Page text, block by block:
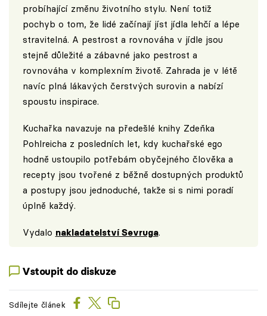
probíhající změnu životního stylu. Není totiž
pochyb o tom, že lidé začínají jíst jídla lehčí a lépe
stravitelná. A pestrost a rovnováha v jídle jsou
stejně důležité a zábavné jako pestrost a
rovnováha v komplexním životě. Zahrada je v létě
navíc plná lákavých čerstvých surovin a nabízí
spoustu inspirace.
Kuchařka navazuje na předešlé knihy Zdeňka
Pohlreicha z posledních let, kdy kuchařské ego
hodně ustoupilo potřebám obyčejného člověka a
recepty jsou tvořené z běžně dostupných produktů
a postupy jsou jednoduché, takže si s nimi poradí
úplně každý.
Vydalo nakladatelství Sevruga.
Vstoupit do diskuze
Sdílejte článek